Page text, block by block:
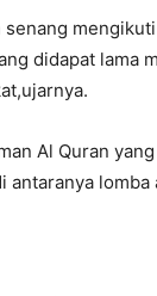
senang
didapat lama
Al Quran
antaranya